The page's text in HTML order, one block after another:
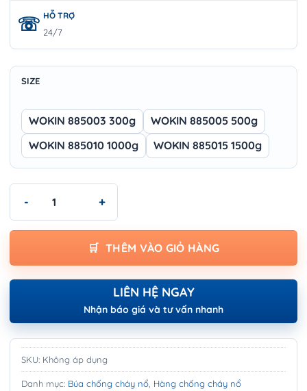
HỖ TRỢ
24/7
SIZE
WOKIN 885003 300g
WOKIN 885005 500g
WOKIN 885010 1000g
WOKIN 885015 1500g
THÊM VÀO GIỎ HÀNG
LIÊN HỆ NGAY
Nhận báo giá và tư vấn nhanh
SKU: Không áp dụng
Danh mục: Búa chống cháy nổ Hàng chống cháy nổ